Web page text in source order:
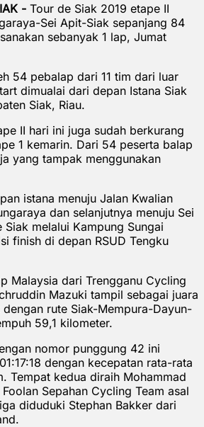
- Tour de Siak 2019 etape II
Sei Apit-Siak sepanjang 84
sebanyak 1 lap, Jumat
54 pebalap dari 11 tim dari luar
dimualai dari depan Istana Siak
Siak, Riau.
II hari ini juga sudah berkurang
1 kemarin. Dari 54 peserta balap
yang tampak menggunakan
istana menuju Jalan Kwalian
dan selanjutnya menuju Sei
melalui Kampung Sungai
finish di depan RSUD Tengku
Malaysia dari Trengganu Cycling
Mazuki tampil sebagai juara
dengan rute Siak-Mempura-Dayun-
59,1 kilometer.
nomor punggung 42 ini
dengan kecepatan rata-rata
Tempat kedua diraih Mohammad
Sepahan Cycling Team asal
diduduki Stephan Bakker dari